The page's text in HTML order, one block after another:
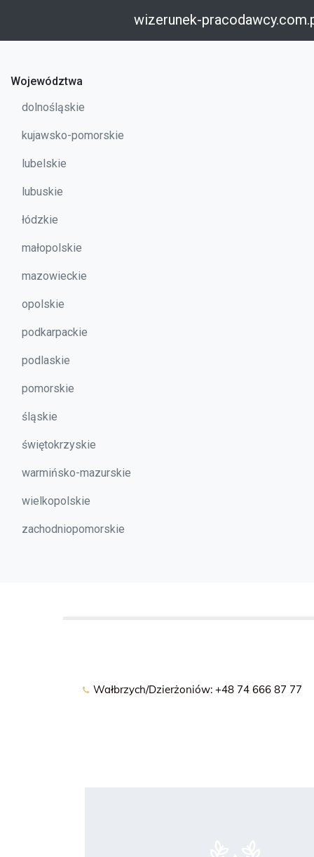
wizerunek-
Województwa
dolnośląskie
kujawsko-pomorskie
lubelskie
lubuskie
łódzkie
małopolskie
mazowieckie
opolskie
podkarpackie
podlaskie
pomorskie
śląskie
świętokrzyskie
warmińsko-mazurskie
wielkopolskie
zachodniopomorskie